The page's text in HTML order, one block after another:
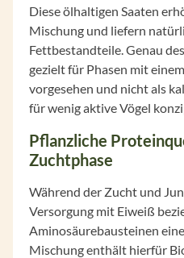
Diese ölhaltigen Saaten
Mischung und liefern
Fettbestandteile. Genau
gezielt für Phasen mit
vorgesehen und nicht als
für wenig aktive Vögel
Pflanzliche
Zuchtphase
Während der Zucht und
Versorgung mit Eiweiß
Aminosäurebausteinen
Mischung enthält hierfür